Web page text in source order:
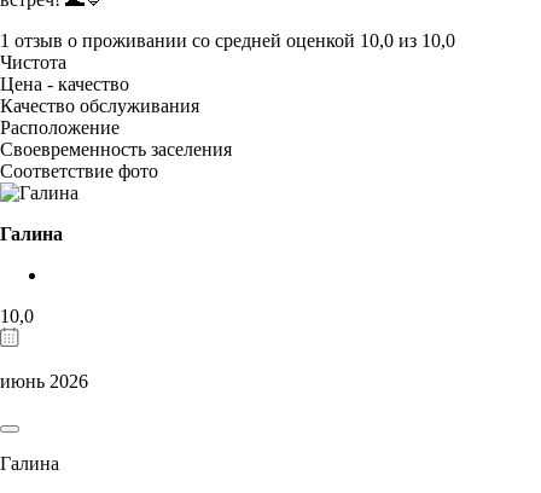
1 отзыв о проживании со средней оценкой 10,0 из 10,0
Чистота
Цена - качество
Качество обслуживания
Расположение
Своевременность заселения
Соответствие фото
Галина
10,0
июнь 2026
Галина